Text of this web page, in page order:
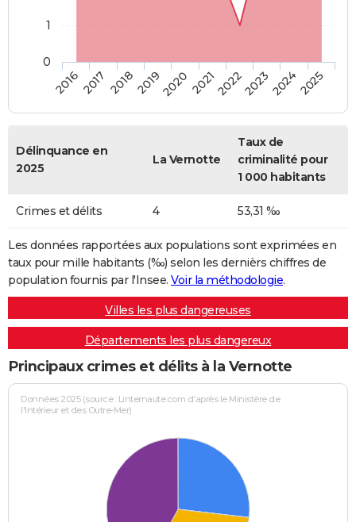
20162017 20182019202020212022202320242025
0
1
Délinquance en
2025
La Vernotte
Taux de
criminalité pour
1 000 habitants
Crimes et délits 4 53,31 ‰
Les données rapportées aux populations sont exprimées en
taux pour mille habitants (‰) selon les dernièrs chiffres de
population fournis par l'Insee. Voir la méthodologie.
Villes les plus dangereuses
Départements les plus dangereux
Principaux crimes et délits à la Vernotte
Données 2025 (source : Linternaute.com d'après le Ministère de
l'Intérieur et des Outre-Mer)